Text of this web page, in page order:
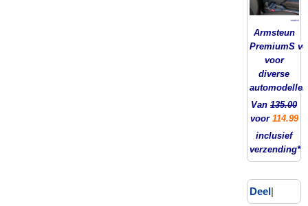
Armsteun
PremiumS
voor
diverse
automodellen
Van135.00
voor 114.99
inclusief
verzending*
Deel|